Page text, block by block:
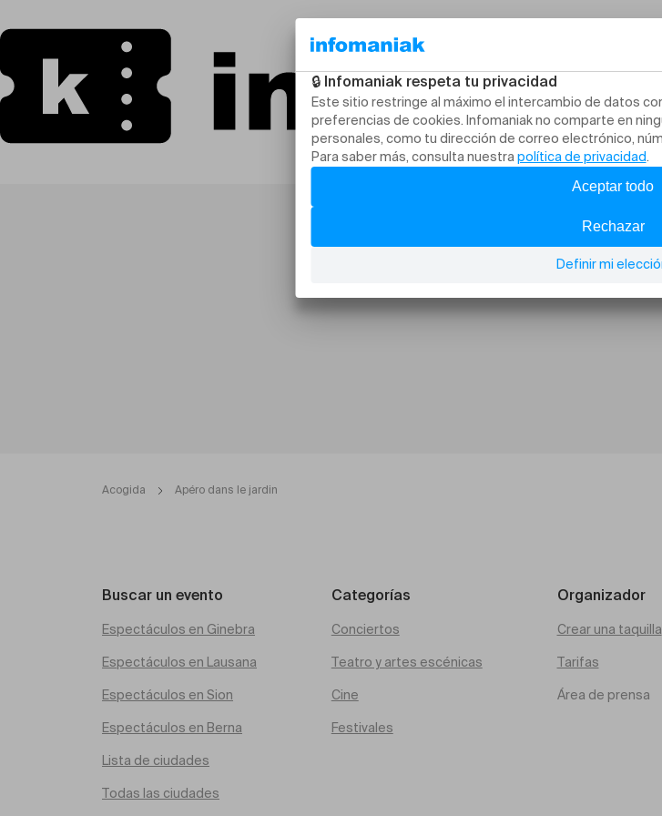
Acogida Apéro dans le jardin
Buscar un evento
Espectáculos en Ginebra
Espectáculos en Lausana
Espectáculos en Sion
Espectáculos en Berna
Lista de ciudades
Todas las ciudades
Categorías
Conciertos
Teatro y artes escénicas
Cine
Festivales
Organizador
Crear una taquilla
Tarifas
Área de prensa